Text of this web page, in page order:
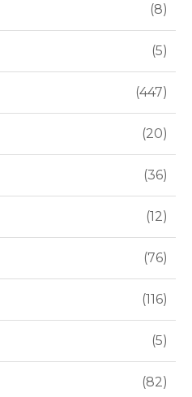
8
5
447
20
36
12
76
116
5
82